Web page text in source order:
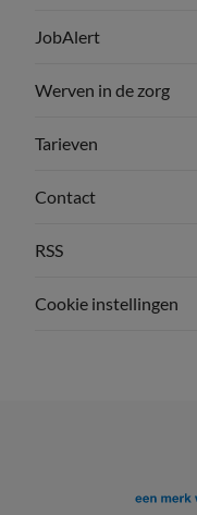
JobAlert
Werven in de zorg
Tarieven
Contact
RSS
Cookie instellingen